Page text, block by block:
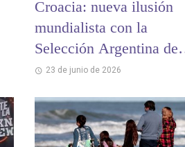
Croacia: nueva ilusión
mundialista con la
Selección Argentina de
Beach Handball
23 de junio de 2026